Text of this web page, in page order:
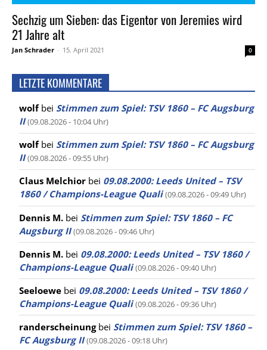
Sechzig um Sieben: das Eigentor von Jeremies wird
21 Jahre alt
Jan Schrader - 15. April 2021 0
LETZTE KOMMENTARE
wolfbei Stimmen zum Spiel: TSV 1860 – FC Augsburg
II (09.08.2026 - 10:04 Uhr)
wolfbei Stimmen zum Spiel: TSV 1860 – FC Augsburg
II (09.08.2026 - 09:55 Uhr)
Claus Melchior bei 09.08.2000: Leeds United – TSV
1860 / Champions-League Quali (09.08.2026 - 09:49 Uhr)
Dennis M. bei Stimmen zum Spiel: TSV 1860 – FC
Augsburg II (09.08.2026 - 09:46 Uhr)
Dennis M. bei 09.08.2000: Leeds United – TSV 1860 /
Champions-League Quali (09.08.2026 - 09:40 Uhr)
Seeloewe bei 09.08.2000: Leeds United – TSV 1860 /
Champions-League Quali (09.08.2026 - 09:36 Uhr)
randerscheinungbei Stimmen zum Spiel: TSV 1860 –
FC Augsburg II (09.08.2026 - 09:18 Uhr)